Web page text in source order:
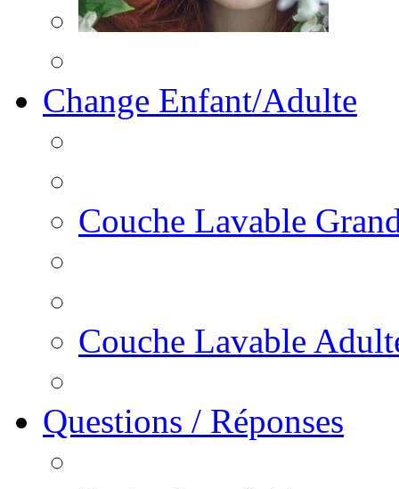
Change Enfant/Adulte
Couche Lavable
Couche Lavable
Questions / Réponses